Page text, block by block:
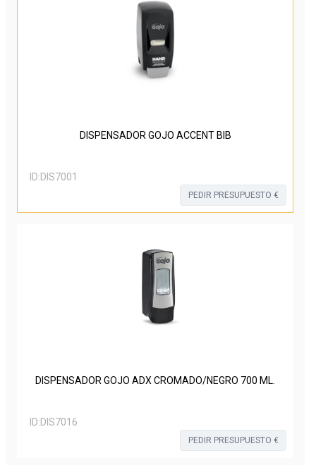
DISPENSADOR GOJO ACCENT BIB
ID:DIS7001
PEDIR PRESUPUESTO €
DISPENSADOR GOJO ADX CROMADO/NEGRO 700 ML.
ID:DIS7016
PEDIR PRESUPUESTO €